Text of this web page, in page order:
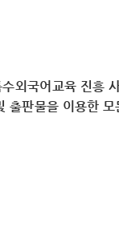
외국어교육 진흥
출판물을 이용한